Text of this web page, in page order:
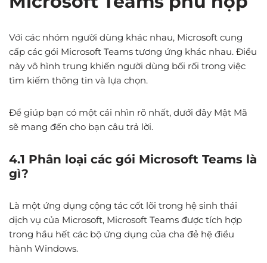
Với các nhóm người dùng khác nhau, Microsoft cung
cấp các gói Microsoft Teams tương ứng khác nhau. Điều
này vô hình trung khiến người dùng bối rối trong việc
tìm kiếm thông tin và lựa chọn.
Để giúp bạn có một cái nhìn rõ nhất, dưới đây Mật Mã
sẽ mang đến cho bạn câu trả lời.
4.1 Phân loại các gói Microsoft Teams là
gì?
Là một ứng dụng cộng tác cốt lõi trong hệ sinh thái
dịch vụ của Microsoft, Microsoft Teams được tích hợp
trong hầu hết các bộ ứng dụng của cha đẻ hệ điều
hành Windows.